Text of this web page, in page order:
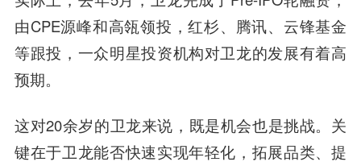
由CPE源峰和高瓴领投，红杉、腾讯、云锋基金
等跟投，一众明星投资机构对卫龙的发展有着高
预期。
这对20余岁的卫龙来说，既是机会也是挑战。关
键在于卫龙能否快速实现年轻化，拓展品类、提